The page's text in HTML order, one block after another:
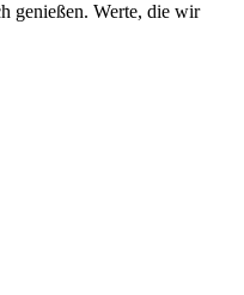
genießen. Werte, die wir